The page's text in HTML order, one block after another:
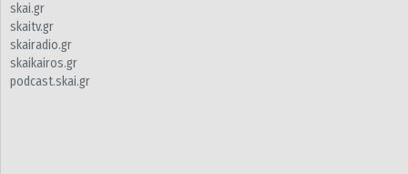
skai.gr
skaitv.gr
skairadio.gr
skaikairos.gr
podcast.skai.gr